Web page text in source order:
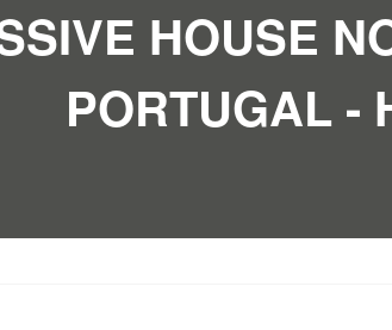
HOUSE
PORTUGAL -